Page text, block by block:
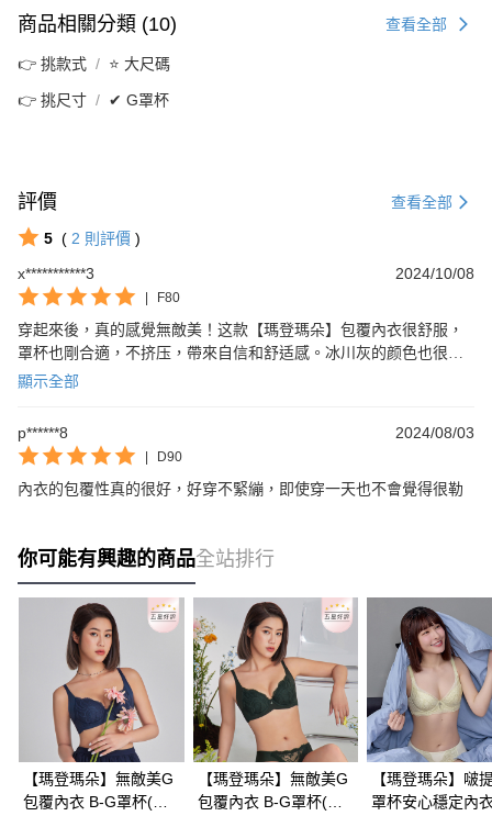
商品相關分類 (10) 查看全部
👉 挑款式 ⭐ 大尺碼
👉 挑尺寸 ✔ G罩杯
評價 查看全部
5 ( 2 則評價 )
x***********3
2024/10/08
| F80
穿起來後，真的感覺無敵美！这款【瑪登瑪朵】包覆內衣很舒服，
罩杯也剛合適，不挤压，帶來自信和舒适感。冰川灰的颜色也很特
别，很喜欢！
顯示全部
p******8 2024/08/03
| D90
內衣的包覆性真的很好，好穿不緊繃，即使穿一天也不會覺得很勒
你可能有興趣的商品全站排行
【瑪登瑪朵】無敵美G
包覆內衣 B-G罩杯(雅
【瑪登瑪朵】無敵美G
包覆內衣 B-G罩杯(深
【瑪登瑪朵】啵
罩杯安心穩定內